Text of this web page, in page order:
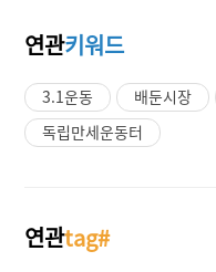
연관키워드
3.1운동 배둔시장
독립만세운동터
연관tag#